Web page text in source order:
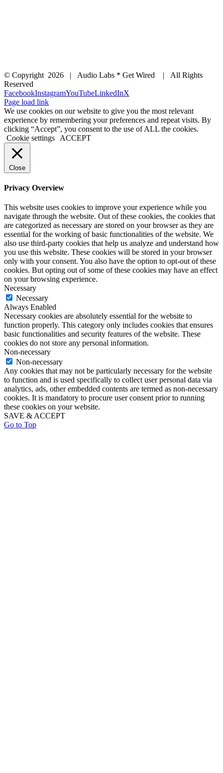
© Copyright 2026 | Audio Labs * Get Wired | All Rights
Reserved
FacebookInstagramYouTubeLinkedInX
Page load link
We use cookies on our website to give you the most relevant
experience by remembering your preferences and repeat visits. By
clicking “Accept”, you consent to the use of ALL the cookies.
Cookie settings
ACCEPT
Close
Privacy Overview
This website uses cookies to improve your experience while you
navigate through the website. Out of these cookies, the cookies that
are categorized as necessary are stored on your browser as they are
essential for the working of basic functionalities of the website. We
also use third-party cookies that help us analyze and understand how
you use this website. These cookies will be stored in your browser
only with your consent. You also have the option to opt-out of these
cookies. But opting out of some of these cookies may have an effect
on your browsing experience.
Necessary
Necessary
Always Enabled
Necessary cookies are absolutely essential for the website to
function properly. This category only includes cookies that ensures
basic functionalities and security features of the website. These
cookies do not store any personal information.
Non-necessary
Non-necessary
Any cookies that may not be particularly necessary for the website
to function and is used specifically to collect user personal data via
analytics, ads, other embedded contents are termed as non-necessary
cookies. It is mandatory to procure user consent prior to running
these cookies on your website.
SAVE & ACCEPT
Go to Top